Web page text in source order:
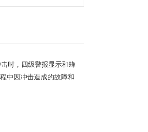
时，四级警报显示和蜂
中因冲击造成的故障和